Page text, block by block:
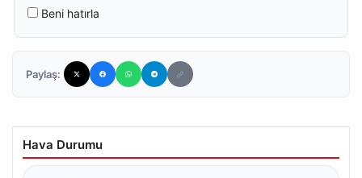
Beni hatırla
Paylaş:
Hava Durumu